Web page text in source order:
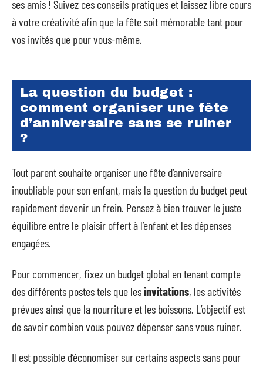
ses amis ! Suivez ces conseils pratiques et laissez libre cours
à votre créativité afin que la fête soit mémorable tant pour
vos invités que pour vous-même.
La question du budget :
comment organiser une fête
d’anniversaire sans se ruiner
?
Tout parent souhaite organiser une fête d’anniversaire
inoubliable pour son enfant, mais la question du budget peut
rapidement devenir un frein. Pensez à bien trouver le juste
équilibre entre le plaisir offert à l’enfant et les dépenses
engagées.
Pour commencer, fixez un budget global en tenant compte
des différents postes tels que lesinvitations, les activités
prévues ainsi que la nourriture et les boissons. L’objectif est
de savoir combien vous pouvez dépenser sans vous ruiner.
Il est possible d’économiser sur certains aspects sans pour